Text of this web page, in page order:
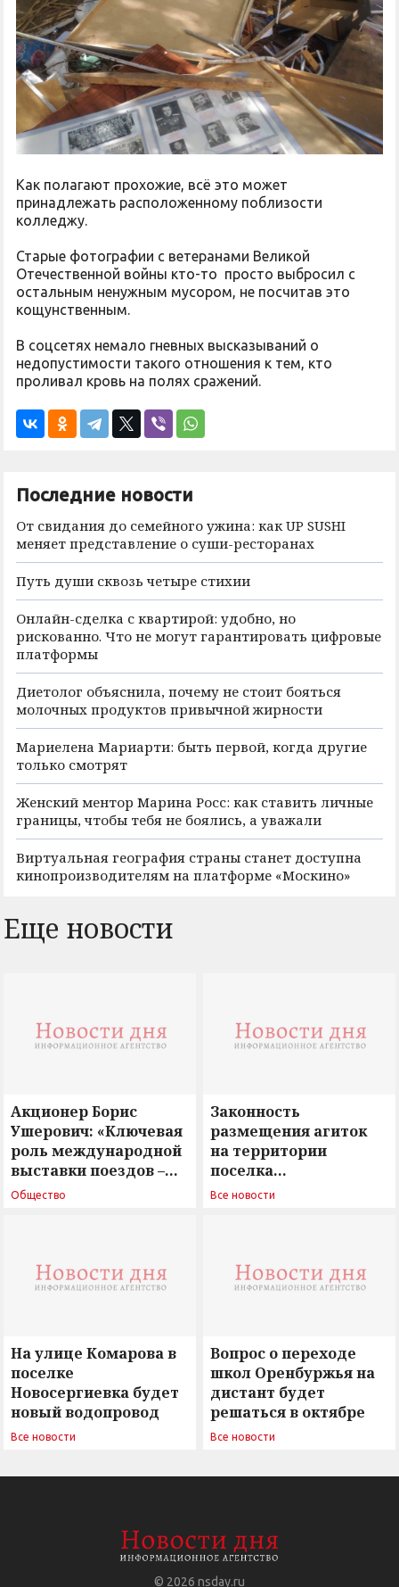
Как полагают прохожие, всё это может
принадлежать расположенному поблизости
колледжу.
Старые фотографии с ветеранами Великой
Отечественной войны кто-то просто выбросил с
остальным ненужным мусором, не посчитав это
кощунственным.
В соцсетях немало гневных высказываний о
недопустимости такого отношения к тем, кто
проливал кровь на полях сражений.
Последние новости
От свидания до семейного ужина: как UP SUSHI
меняет представление о суши-ресторанах
Путь души сквозь четыре стихии
Онлайн-сделка с квартирой: удобно, но
рискованно. Что не могут гарантировать цифровые
платформы
Диетолог объяснила, почему не стоит бояться
молочных продуктов привычной жирности
Мариелена Мариарти: быть первой, когда другие
только смотрят
Женский ментор Марина Росс: как ставить личные
границы, чтобы тебя не боялись, а уважали
Виртуальная география страны станет доступна
кинопроизводителям на платформе «Москино»
Еще новости
Акционер Борис
Ушерович: «Ключевая
роль международной
выставки поездов –
поиск ответов на
Общество
Законность
размещения агиток
на территории
поселка
Новосергиевка
Все новости
На улице Комарова в
поселке
Новосергиевка будет
новый водопровод
Все новости
Вопрос о переходе
школ Оренбуржья на
дистант будет
решаться в октябре
Все новости
© 2026 nsday.ru